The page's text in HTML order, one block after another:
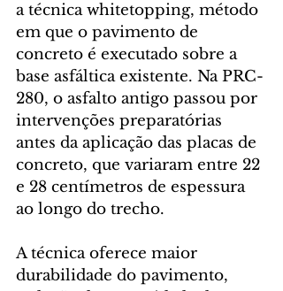
a técnica whitetopping, método
em que o pavimento de
concreto é executado sobre a
base asfáltica existente. Na PRC-
280, o asfalto antigo passou por
intervenções preparatórias
antes da aplicação das placas de
concreto, que variaram entre 22
e 28 centímetros de espessura
ao longo do trecho.
A técnica oferece maior
durabilidade do pavimento,